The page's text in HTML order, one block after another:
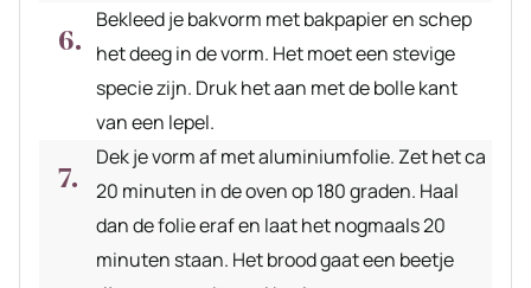
Bekleed je bakvorm met bakpapier en schep
het deeg in de vorm. Het moet een stevige
specie zijn. Druk het aan met de bolle kant
van een lepel.
Dek je vorm af met aluminiumfolie. Zet het ca
20 minuten in de oven op 180 graden. Haal
dan de folie eraf en laat het nogmaals 20
minuten staan. Het brood gaat een beetje